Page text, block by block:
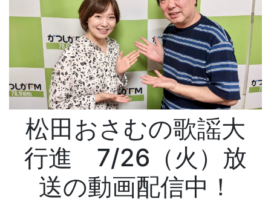
松田おさむの歌謡大
行進 7/26（火）放
送の動画配信中！